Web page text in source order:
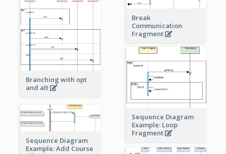
Break
Communication
Fragment
Branching with opt
and alt
Sequence Diagram
Example: Loop
Fragment
Sequence Diagram
Example: Add Course